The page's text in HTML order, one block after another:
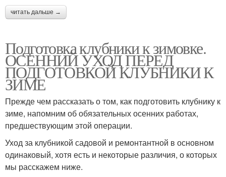
читать дальше →
Подготовка клубники к зимовке.
ОСЕННИЙ УХОД ПЕРЕД
ПОДГОТОВКОЙ КЛУБНИКИ К
ЗИМЕ
Прежде чем рассказать о том, как подготовить клубнику к
зиме, напомним об обязательных осенних работах,
предшествующим этой операции.
Уход за клубникой садовой и ремонтантной в основном
одинаковый, хотя есть и некоторые различия, о которых
мы расскажем ниже.